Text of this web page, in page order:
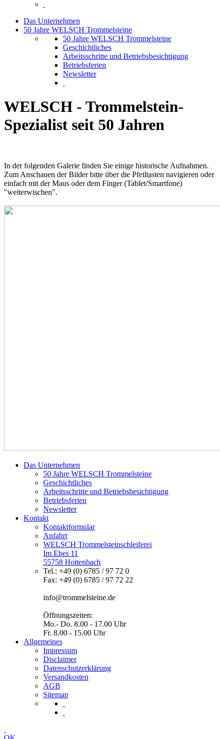
Das Unternehmen
50 Jahre WELSCH Trommelsteine
50 Jahre WELSCH Trommelsteine
Geschichtliches
Arbeitsschritte und Betriebsbesichtigung
Betriebsferien
Newsletter
WELSCH - Trommelstein-
Spezialist seit 50 Jahren
In der folgenden Galerie finden Sie einige historische Aufnahmen.
Zum Anschauen der Bilder bitte über die Pfeiltasten navigieren oder
einfach mit der Maus oder dem Finger (Tablet/Smartfone)
"weiterwischen".
Das Unternehmen
50 Jahre WELSCH Trommelsteine
Geschichtliches
Arbeitsschritte und Betriebsbesichtigung
Betriebsferien
Newsletter
Kontakt
Kontaktformular
Anfahrt
WELSCH Trommelsteinschleiferei
Im Ebes 11
55758 Hottenbach
Tel.: +49 (0) 6785 / 97 72 0
Fax: +49 (0) 6785 / 97 72 22
info@trommelsteine.de
Öffnungszeiten:
Mo.- Do. 8.00 - 17.00 Uhr
Fr. 8.00 - 15.00 Uhr
Allgemeines
Impressum
Disclaimer
Datenschutzerklärung
Versandkosten
AGB
Sitemap